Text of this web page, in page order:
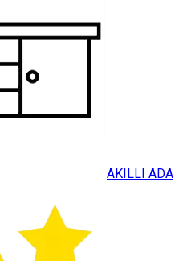
AKILLI ADA